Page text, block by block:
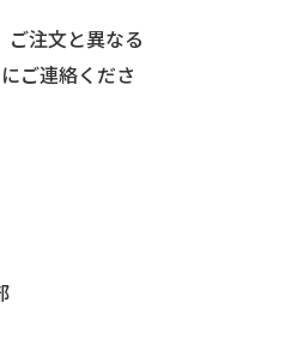
注文と異なる
ご連絡くださ